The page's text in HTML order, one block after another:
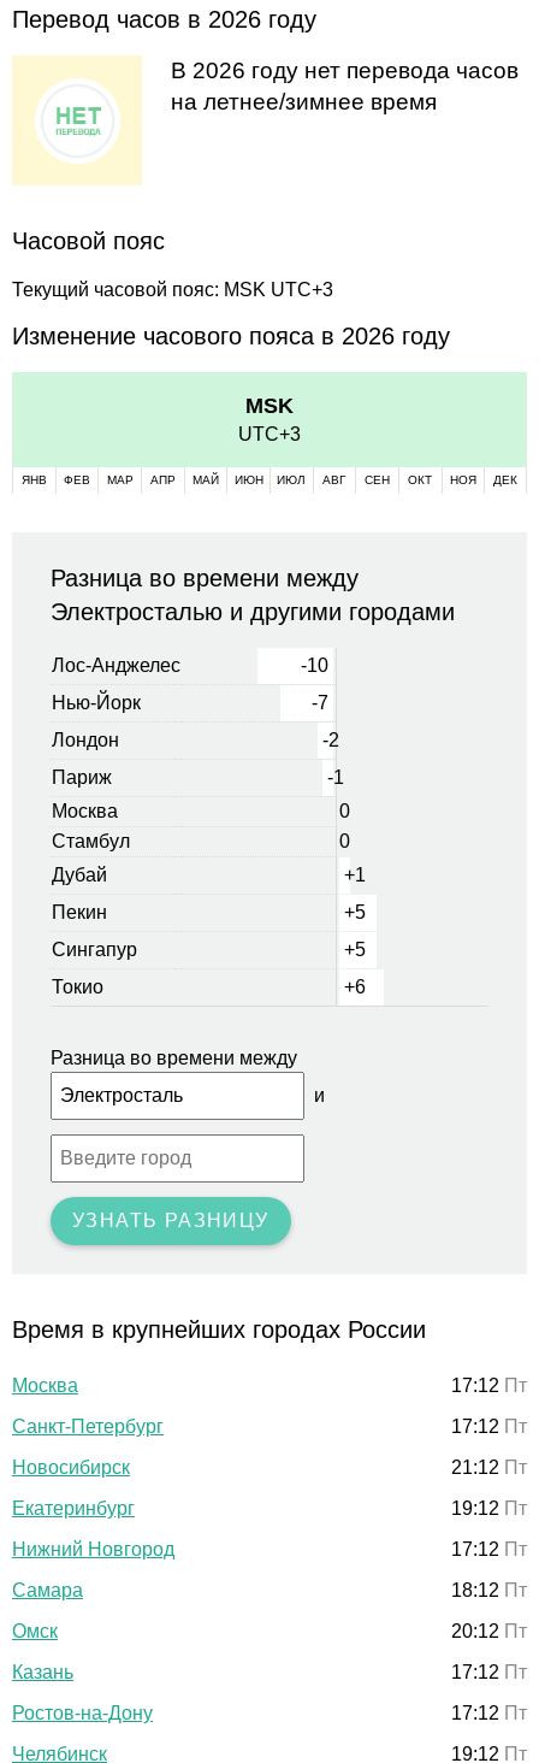
Перевод часов в 2026 году
В 2026 году нет перевода часов
на летнее/зимнее время
Часовой пояс
Текущий часовой пояс: MSK UTC+3
Изменение часового пояса в 2026 году
MSK
UTC+3
ЯНВ ФЕВ МАР АПР МАЙ ИЮН ИЮЛ АВГ СЕН ОКТ НОЯ ДЕК
Разница во времени между
Электросталью и другими городами
Лос-Анджелес
-10
Нью-Йорк
-7
Лондон
-2
Париж
-1
Москва
0
Стамбул
0
Дубай
+1
Пекин
+5
Сингапур
+5
Токио
+6
Разница во времени между
и
УЗНАТЬ РАЗНИЦУ
Время в крупнейших городах России
Москва 17:12 Пт
Санкт-Петербург
17:12 Пт
Новосибирск
21:12 Пт
Екатеринбург
19:12 Пт
Нижний Новгород
17:12 Пт
Самара
18:12 Пт
Омск
20:12 Пт
Казань
17:12 Пт
Ростов-на-Дону
17:12 Пт
Челябинск
19:12 Пт